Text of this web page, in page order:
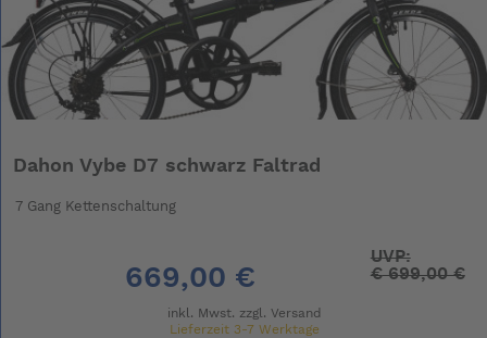
Dahon Vybe D7 schwarz Faltrad
7 Gang Kettenschaltung
669,00 €
UVP:
€699,00 €
inkl. Mwst. zzgl. Versand
Lieferzeit 3-7 Werktage